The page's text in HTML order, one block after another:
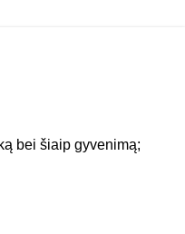
bei šiaip gyvenimą;